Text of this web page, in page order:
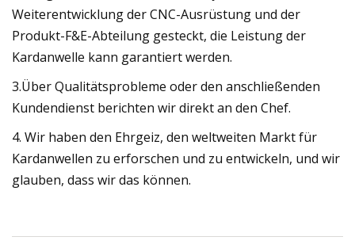
Weiterentwicklung der CNC-Ausrüstung und der
Produkt-F&E-Abteilung gesteckt, die Leistung der
Kardanwelle kann garantiert werden.
3.Über Qualitätsprobleme oder den anschließenden
Kundendienst berichten wir direkt an den Chef.
4. Wir haben den Ehrgeiz, den weltweiten Markt für
Kardanwellen zu erforschen und zu entwickeln, und wir
glauben, dass wir das können.